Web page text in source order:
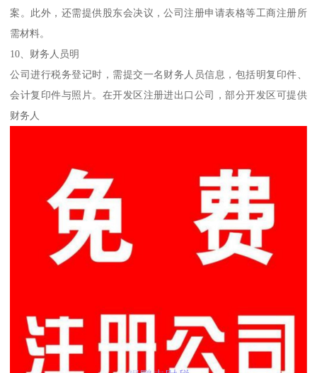
案。此外，还需提供股东会决议，公司注册申请表格等工商注册所
需材料。
10、财务人员明
公司进行税务登记时，需提交一名财务人员信息，包括明复印件、
会计复印件与照片。在开发区注册进出口公司，部分开发区可提供
财务人